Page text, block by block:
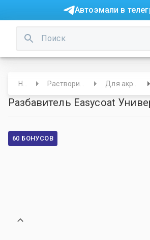
Автоэмали в
Разбавитель Easycoat
60 БОНУСОВ